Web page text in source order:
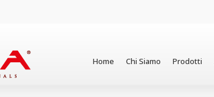
Home Chi Siamo Prodotti